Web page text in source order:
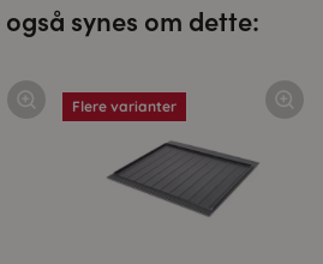
synes om dette:
Flere varianter